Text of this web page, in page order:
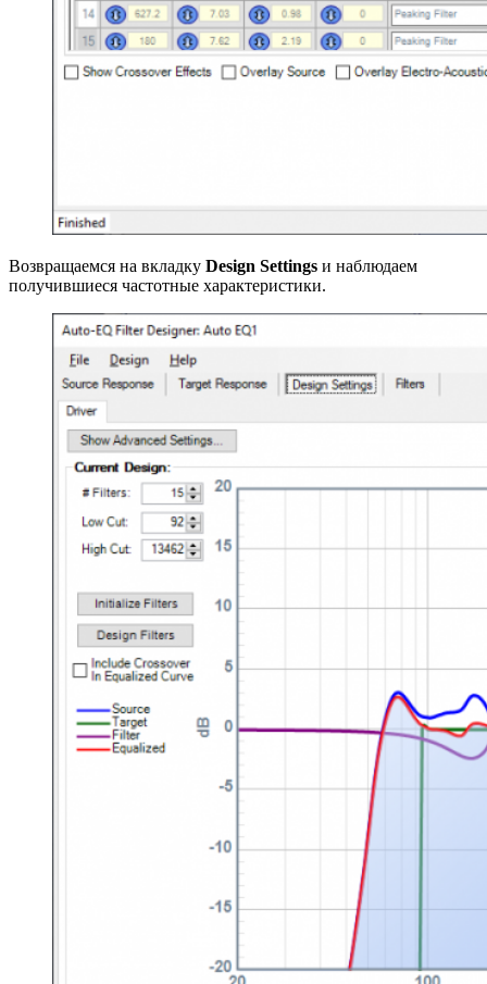
Возвращаемся на вкладку Design Settings и наблюдаем
получившиеся частотные характеристики.